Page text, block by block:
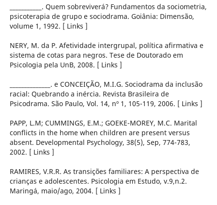
___________. Quem sobreviverá? Fundamentos da sociometria,
psicoterapia de grupo e sociodrama. Goiânia: Dimensão,
volume 1, 1992. [ Links ]
NERY, M. da P. Afetividade intergrupal, política afirmativa e
sistema de cotas para negros. Tese de Doutorado em
Psicologia pela UnB, 2008. [ Links ]
______________. e CONCEIÇÃO, M.I.G. Sociodrama da inclusão
racial: Quebrando a inércia. Revista Brasileira de
Psicodrama. São Paulo, Vol. 14, nº 1, 105-119, 2006. [ Links ]
PAPP, L.M; CUMMINGS, E.M.; GOEKE-MOREY, M.C. Marital
conflicts in the home when children are present versus
absent. Developmental Psychology, 38(5), Sep, 774-783,
2002. [ Links ]
RAMIRES, V.R.R. As transições familiares: A perspectiva de
crianças e adolescentes. Psicologia em Estudo, v.9,n.2.
Maringá, maio/ago, 2004. [ Links ]